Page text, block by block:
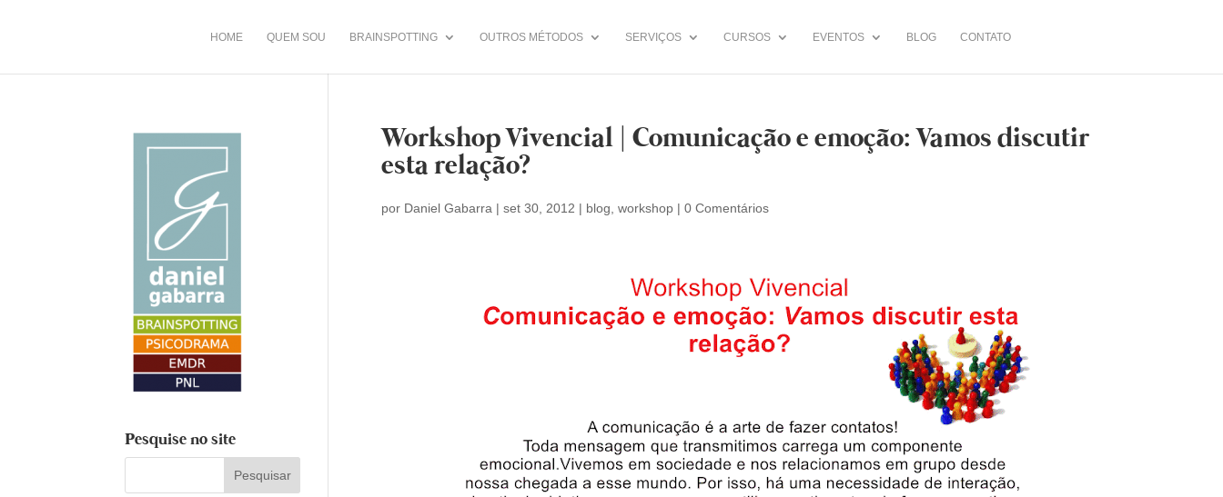
HOME QUEM SOU BRAINSPOTTING OUTROS MÉTODOS SERVIÇOS CURSOS EVENTOS BLOG CONTATO
Workshop Vivencial | Comunicação e emoção: Vamos discutir
esta relação?
por Daniel Gabarra |set 30, 2012 | blog ,workshop |0 Comentários
Pesquise no site